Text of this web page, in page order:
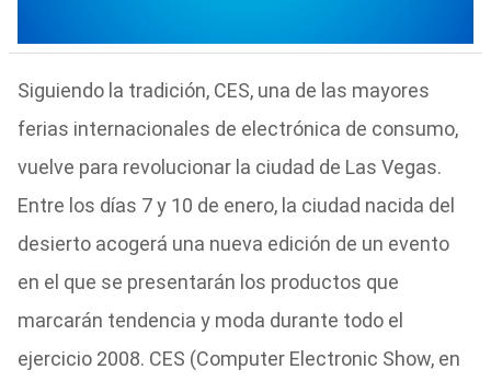
Siguiendo la tradición, CES, una de las mayores
ferias internacionales de electrónica de consumo,
vuelve para revolucionar la ciudad de Las Vegas.
Entre los días 7 y 10 de enero, la ciudad nacida del
desierto acogerá una nueva edición de un evento
en el que se presentarán los productos que
marcarán tendencia y moda durante todo el
ejercicio 2008. CES (Computer Electronic Show, en